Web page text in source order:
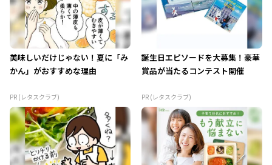
美味しいだけじゃない！夏に「み
かん」がおすすめな理由
PR (レタスクラブ)
誕生日エピソードを大募集！豪華
賞品が当たるコンテスト開催
PR (レタスクラブ)